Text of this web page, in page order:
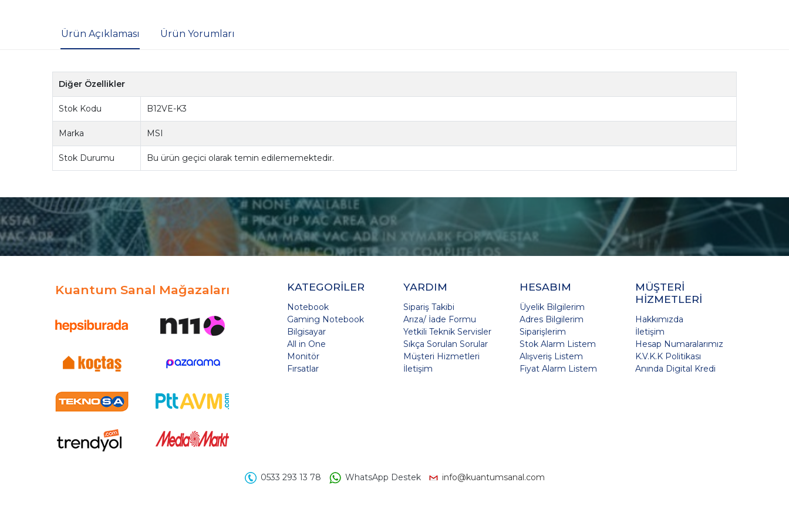
Ürün Açıklaması Ürün Yorumları
Diğer Özellikler
Stok Kodu B12VE-K3
Marka MSI
Stok Durumu Bu ürün geçici olarak temin edilememektedir.
Kuantum Sanal Mağazaları KATEGORİLER
Notebook
Gaming Notebook
Bilgisayar
All in One
Monitör
Fırsatlar
YARDIM
Sipariş Takibi
Arıza/ İade Formu
Yetkili Teknik Servisler
Sıkça Sorulan Sorular
Müşteri Hizmetleri
İletişim
HESABIM
Üyelik Bilgilerim
Adres Bilgilerim
Siparişlerim
Stok Alarm Listem
Alışveriş Listem
Fiyat Alarm Listem
MÜŞTERİ
HİZMETLERİ
Hakkımızda
İletişim
Hesap Numaralarımız
K.V.K.K Politikası
Anında Digital Kredi
0533 293 13 78 WhatsApp Destek info@kuantumsanal.com